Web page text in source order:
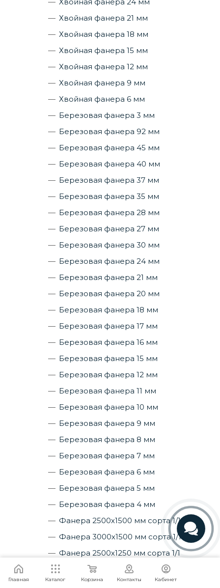
Хвойная фанера 21 мм
Хвойная фанера 18 мм
Хвойная фанера 15 мм
Хвойная фанера 12 мм
Хвойная фанера 9 мм
Хвойная фанера 6 мм
Березовая фанера 3 мм
Березовая фанера 92 мм
Березовая фанера 45 мм
Березовая фанера 40 мм
Березовая фанера 37 мм
Березовая фанера 35 мм
Березовая фанера 28 мм
Березовая фанера 27 мм
Березовая фанера 30 мм
Березовая фанера 24 мм
Березовая фанера 21 мм
Березовая фанера 20 мм
Березовая фанера 18 мм
Березовая фанера 17 мм
Березовая фанера 16 мм
Березовая фанера 15 мм
Березовая фанера 12 мм
Березовая фанера 11 мм
Березовая фанера 10 мм
Березовая фанера 9 мм
Березовая фанера 8 мм
Березовая фанера 7 мм
Березовая фанера 6 мм
Березовая фанера 5 мм
Березовая фанера 4 мм
Фанера 2500х1500 мм сорта 1/1
Фанера 3000х1500 мм сорта 1/1
Фанера 2500х1250 мм сорта 1/1
Фанера 2440х1220 мм сорта 1/1
Фанера 2440х1220 мм сорта 1/3
Главная Каталог Корзина Контакты Кабинет
Мы используем файлы cookie. Подробнее Я согласен
Telegram